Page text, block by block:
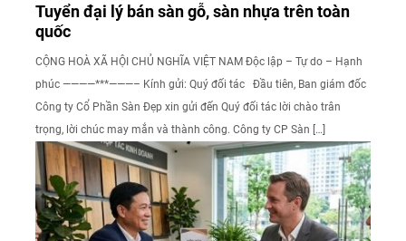
Tuyển đại lý bán sàn gỗ, sàn nhựa trên toàn
quốc
CỘNG HOÀ XÃ HỘI CHỦ NGHĨA VIỆT NAM Độc lập – Tự do – Hạnh
phúc ————***———– Kính gửi: Quý đối tác Đầu tiên, Ban giám đốc
Công ty Cổ Phần Sàn Đẹp xin gửi đến Quý đối tác lời chào trân
trọng, lời chúc may mắn và thành công. Công ty CP Sàn […]